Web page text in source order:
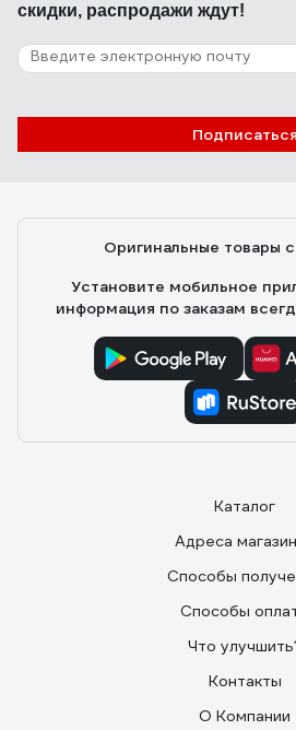
61 отзыв
Отзыв о Гидравлический
MASTER 50754
Сергей Мякотин
скидки, распродажи ждут!
Подписаться
Оригинальные товары
Установите мобильное
информация по заказам
Каталог
Адреса
Способы
Способы
Что
Контакты
О Компании